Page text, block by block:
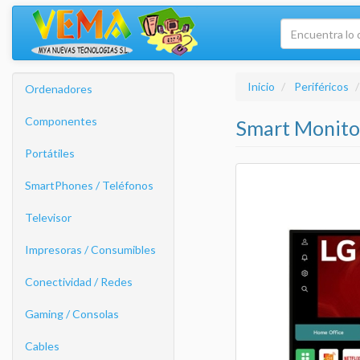
Ordenadores
Componentes
Portátiles
SmartPhones / Teléfonos
Televisor
Impresoras / Consumibles
Conectividad / Redes
Gaming / Consolas
Cables
Inicio Periféricos
Smart